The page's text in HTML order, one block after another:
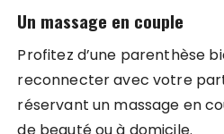
Un massage en couple
Profitez d’une parenthèse
reconnecter avec votre
réservant un massage en
de beauté ou à domicile.